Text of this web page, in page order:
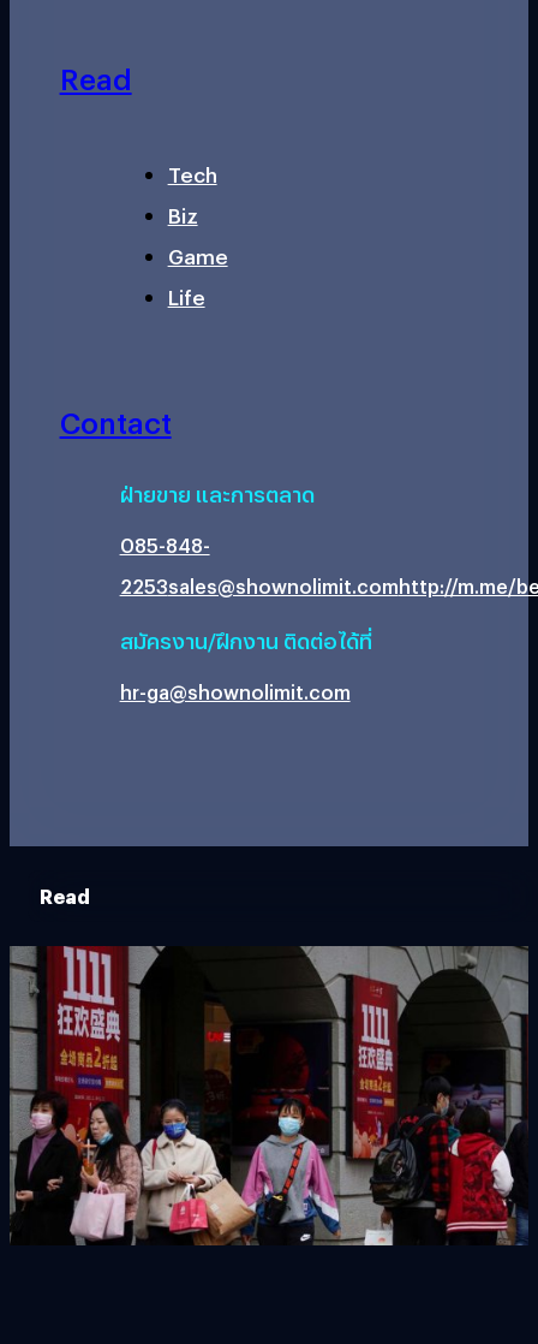
Read
Tech
Biz
Game
Life
Contact
ฝ่ายขาย และการตลาด
085-848-
2253sales@shownolimit.comhttp://m.me/
สมัครงาน/ฝึกงาน ติดต่อได้ที่
hr-ga@shownolimit.com
Read